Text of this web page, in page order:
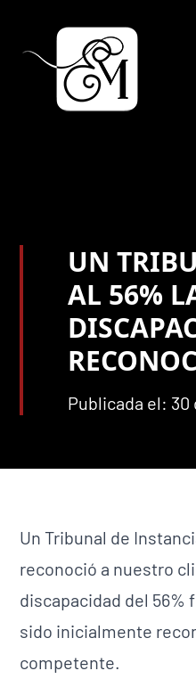
UN
AL 56%
Publicada el: 30
Un Tribunal de
reconoció a nuestro
discapacidad del 56%
sido inicialmente
competente.